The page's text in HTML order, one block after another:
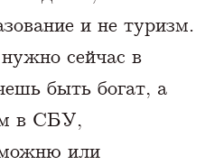
и не туризм.
сейчас в
быть богат, а
в СБУ,
или